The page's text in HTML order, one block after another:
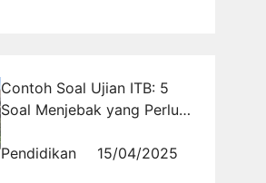
Contoh Soal Ujian ITB: 5
Soal Menjebak yang Perlu
Pendidikan
15/04/2025